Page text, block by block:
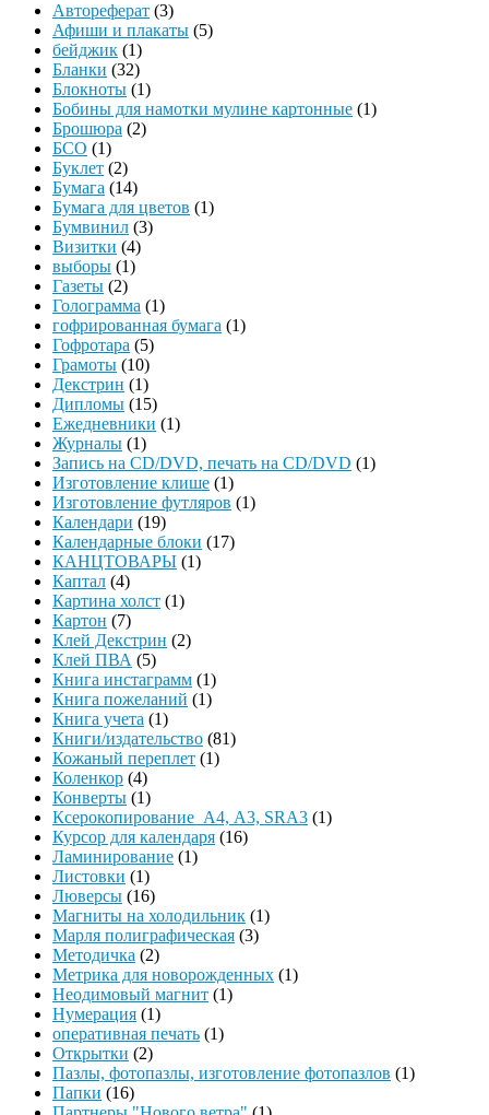
Автореферат (3)
Афиши и плакаты (5)
бейджик (1)
Бланки (32)
Блокноты (1)
Бобины для намотки мулине картонные (1)
Брошюра (2)
БСО (1)
Буклет (2)
Бумага (14)
Бумага для цветов (1)
Бумвинил (3)
Визитки (4)
выборы (1)
Газеты (2)
Голограмма (1)
гофрированная бумага (1)
Гофротара (5)
Грамоты (10)
Декстрин (1)
Дипломы (15)
Ежедневники (1)
Журналы (1)
Запись на CD/DVD, печать на CD/DVD (1)
Изготовление клише (1)
Изготовление футляров (1)
Календари (19)
Календарные блоки (17)
КАНЦТОВАРЫ (1)
Каптал (4)
Картина холст (1)
Картон (7)
Клей Декстрин (2)
Клей ПВА (5)
Книга инстаграмм (1)
Книга пожеланий (1)
Книга учета (1)
Книги/издательство (81)
Кожаный переплет (1)
Коленкор (4)
Конверты (1)
Ксерокопирование А4, А3, SRA3 (1)
Курсор для календаря (16)
Ламинирование (1)
Листовки (1)
Люверсы (16)
Магниты на холодильник (1)
Марля полиграфическая (3)
Методичка (2)
Метрика для новорожденных (1)
Неодимовый магнит (1)
Нумерация (1)
оперативная печать (1)
Открытки (2)
Пазлы, фотопазлы, изготовление фотопазлов (1)
Папки (16)